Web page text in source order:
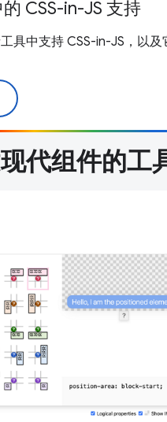
CSS-in-JS 支持
具中支持 CSS-in-JS，以及
代组件的工